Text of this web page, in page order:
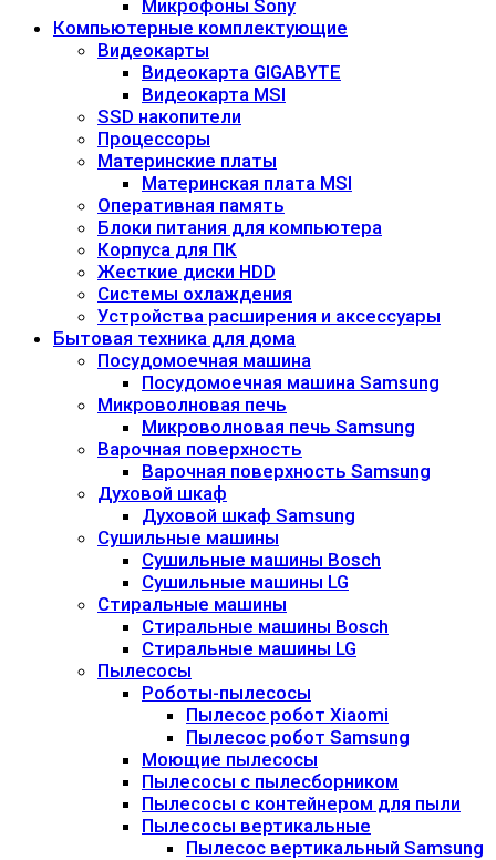
Микрофоны Sony
Компьютерные комплектующие
Видеокарты
Видеокарта GIGABYTE
Видеокарта MSI
SSD накопители
Процессоры
Материнские платы
Материнская плата MSI
Оперативная память
Блоки питания для компьютера
Корпуса для ПК
Жесткие диски HDD
Системы охлаждения
Устройства расширения и аксессуары
Бытовая техника для дома
Посудомоечная машина
Посудомоечная машина Samsung
Микроволновая печь
Микроволновая печь Samsung
Варочная поверхность
Варочная поверхность Samsung
Духовой шкаф
Духовой шкаф Samsung
Сушильные машины
Сушильные машины Bosch
Сушильные машины LG
Стиральные машины
Стиральные машины Bosch
Стиральные машины LG
Пылесосы
Роботы-пылесосы
Пылесос робот Xiaomi
Пылесос робот Samsung
Моющие пылесосы
Пылесосы с пылесборником
Пылесосы с контейнером для пыли
Пылесосы вертикальные
Пылесос вертикальный Samsung